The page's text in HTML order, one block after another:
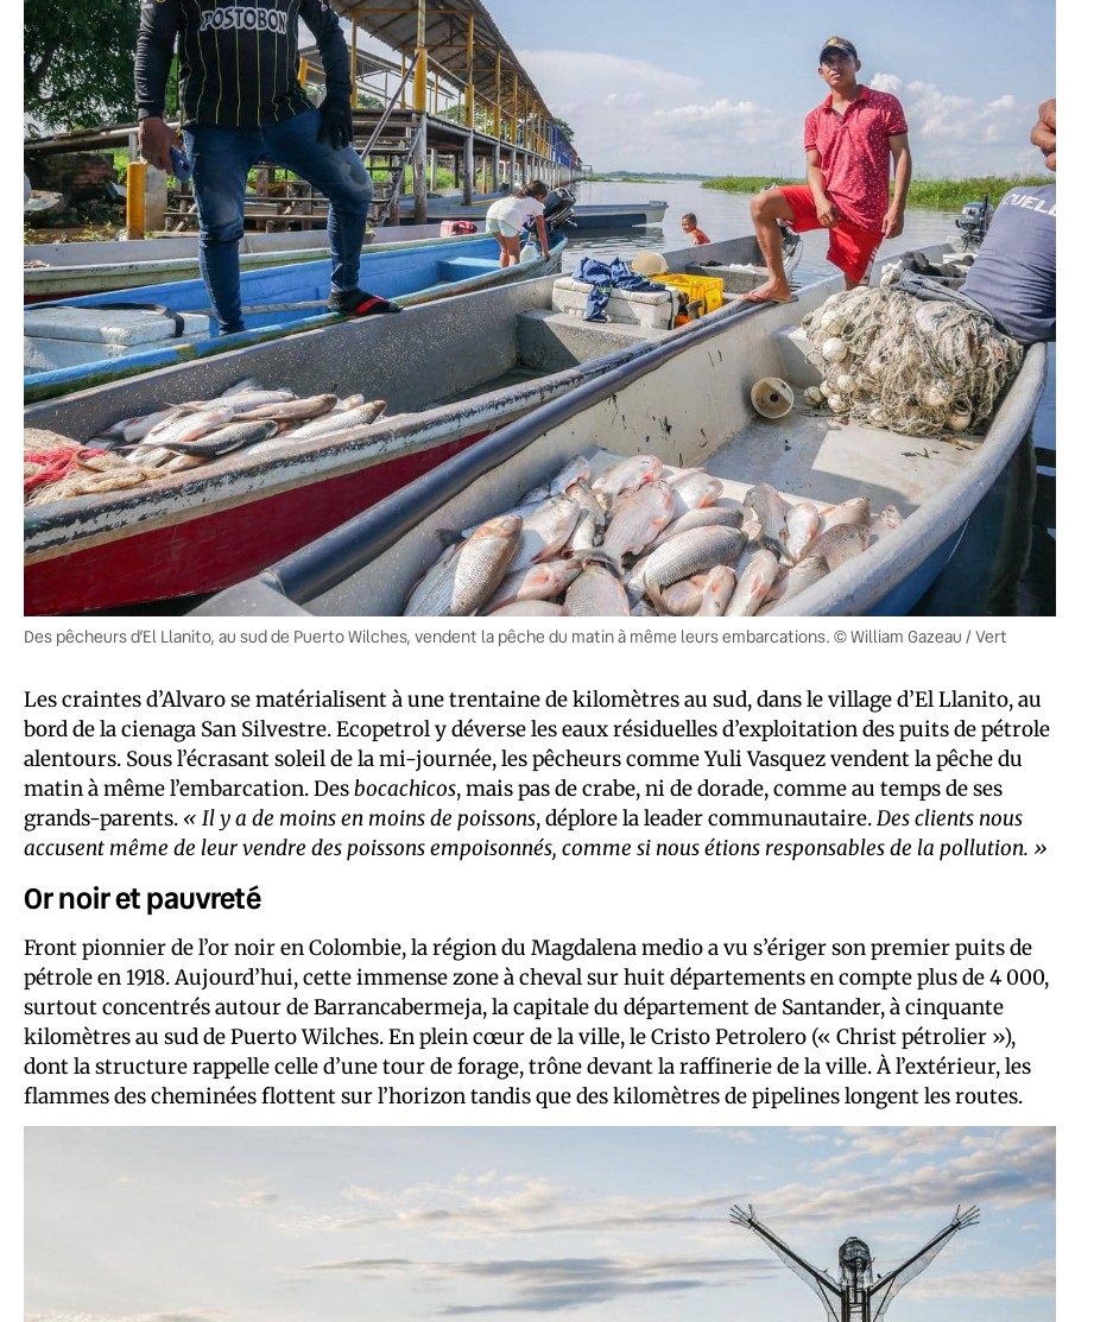
Des pêcheurs d’El Llanito, au sud de Puerto Wilches, vendent la pêche du matin à même leurs embarcations. © William Gazeau / Vert
Les craintes d’Alvaro se matérialisent à une trentaine de kilomètres au sud, dans le village d’El Llanito, au
bord de la cienaga San Silvestre. Ecopetrol y déverse les eaux résiduelles d’exploitation des puits de pétrole
alentours. Sous l’écrasant soleil de la mi-journée, les pêcheurs comme Yuli Vasquez vendent la pêche du
matin à même l’embarcation. Desbocachicos, mais pas de crabe, ni de dorade, comme au temps de ses
grands-parents. « Il y a de moins en moins de poissons, déplore la leader communautaire.Des clients nous
accusent même de leur vendre des poissons empoisonnés, comme si nous étions responsables de la pollution. »
Or noir et pauvreté
Front pionnier de l’or noir en Colombie, la région du Magdalena medio a vu s’ériger son premier puits de
pétrole en 1918. Aujourd’hui, cette immense zone à cheval sur huit départements en compte plus de 4 000,
surtout concentrés autour de Barrancabermeja, la capitale du département de Santander, à cinquante
kilomètres au sud de Puerto Wilches. En plein cœur de la ville, le Cristo Petrolero (« Christ pétrolier »),
dont la structure rappelle celle d’une tour de forage, trône devant la raffinerie de la ville. À l’extérieur, les
flammes des cheminées flottent sur l’horizon tandis que des kilomètres de pipelines longent les routes.